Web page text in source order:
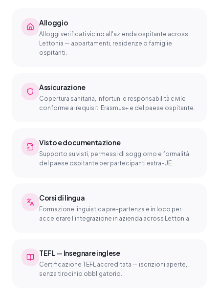
Alloggio
Alloggi verificati vicino all'azienda ospitante across
Lettonia — appartamenti, residenze o famiglie
ospitanti.
Assicurazione
Copertura sanitaria, infortuni e responsabilità civile
conforme ai requisiti Erasmus+ e del paese ospitante.
Visto e documentazione
Supporto su visti, permessi di soggiorno e formalità
del paese ospitante per partecipanti extra-UE.
Corsi di lingua
Formazione linguistica pre-partenza e in loco per
accelerare l'integrazione in azienda across Lettonia.
TEFL — Insegnare inglese
Certificazione TEFL accreditata — iscrizioni aperte,
senza tirocinio obbligatorio.